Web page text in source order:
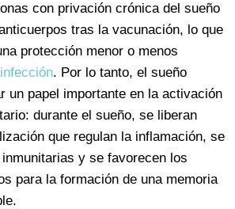
con privación crónica del sueño
tras la vacunación, lo que
protección menor o menos
. Por lo tanto, el sueño
un papel importante en la activación
durante el sueño, se liberan
que regulan la inflamación, se
y se favorecen los
para la formación de una memoria